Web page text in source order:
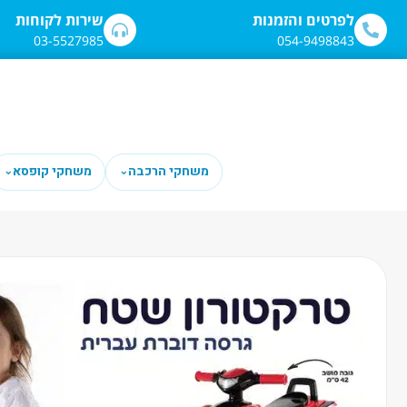
לתוכן שירות לקוחות
03-5527985
לפרטים והזמנות
054-9498843
משחקי הרכבה⌄ משחקי קופסא⌄